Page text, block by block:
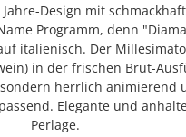
Design mit
Programm, denn
italienisch. Der Millesimato
in der frischen Brut-
herrlich animierend
Elegante und
Perlage.